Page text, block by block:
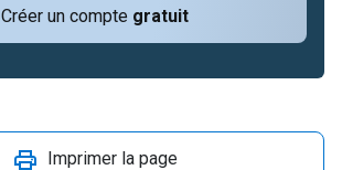
Créer un compte gratuit
Imprimer la page